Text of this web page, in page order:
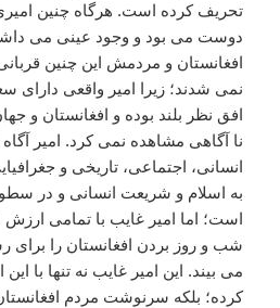
تحریف کرده است. هرگاه چنین
دوست می بود و وجود عینی می
افغانستان و مردمش این چنین
نمی شدند؛ زیرا امیر واقعی دارای
افق نظر بلند بوده و افغانستان و
نا آگاهی مشاهده نمی کرد. امیر
انسانی، اجتماعی، تاریخی و
به اسلام و شریعت انسانی و در
است؛ اما امیر غایب با تمامی
شب و روز بردن افغانستان را
می بیند. این امیر غایب نه تنها با
کرده؛ بلکه سرنوشت مردم